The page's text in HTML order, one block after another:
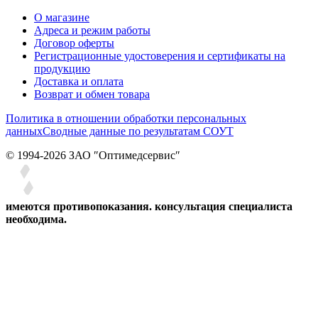
О магазине
Адреса и режим работы
Договор оферты
Регистрационные удостоверения и сертификаты на
продукцию
Доставка и оплата
Возврат и обмен товара
Политика в отношении обработки персональных
данныхСводные данные по результатам СОУТ
© 1994-2026 ЗАО ″Оптимедсервис″
имеются противопоказания. консультация специалиста
необходима.